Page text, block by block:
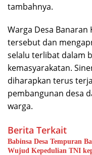
tambahnya.
Warga Desa
tersebut dan
selalu terlibat dalam
kemasyarakatan.
diharapkan terus
pembangunan desa
warga.
Berita Terkait
Babinsa Desa Tempuran
Wujud Kepedulian TNI